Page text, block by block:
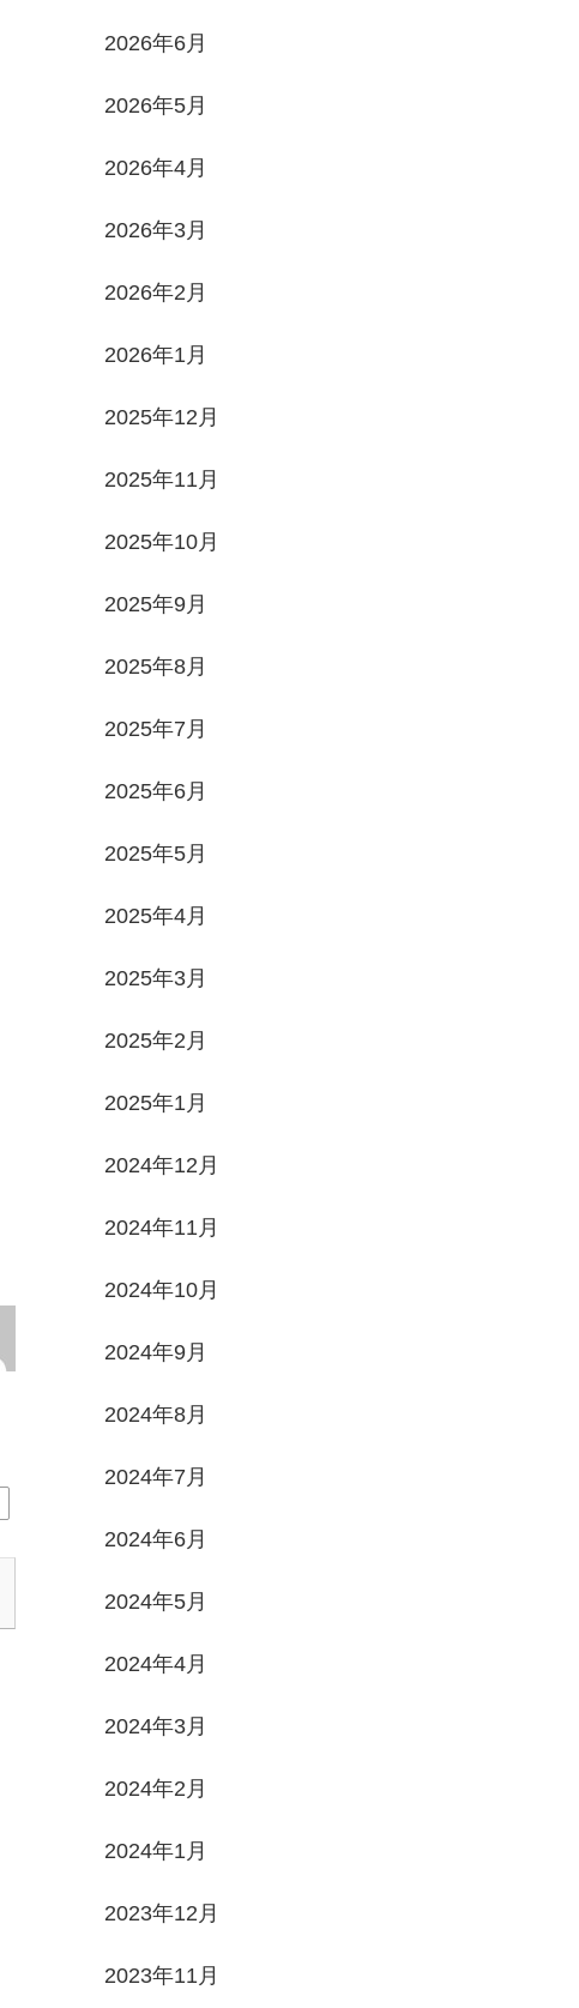
2026年6月
2026年5月
2026年4月
2026年3月
2026年2月
2026年1月
2025年12月
2025年11月
2025年10月
2025年9月
2025年8月
2025年7月
2025年6月
2025年5月
2025年4月
2025年3月
2025年2月
2025年1月
2024年12月
2024年11月
2024年10月
2024年9月
2024年8月
2024年7月
2024年6月
2024年5月
2024年4月
2024年3月
2024年2月
2024年1月
2023年12月
2023年11月